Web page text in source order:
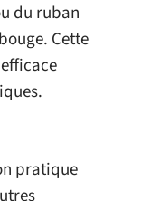
du ruban
Cette
pratique